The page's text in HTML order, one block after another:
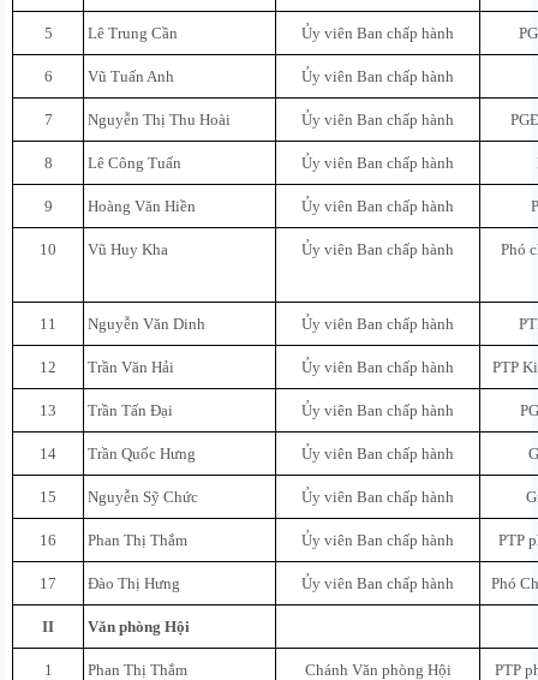
5 Lê Trung Cần Ủy viên Ban chấp hành
6 Vũ Tuấn Anh Ủy viên Ban chấp hành
7 Nguyễn Thị Thu Hoài Ủy viên Ban chấp hành
8 Lê Công Tuấn Ủy viên Ban chấp hành
9 Hoàng Văn Hiền Ủy viên Ban chấp hành
10 Vũ Huy Kha Ủy viên Ban chấp hành Phó
11 Nguyễn Văn Dinh Ủy viên Ban chấp hành
12 Trần Văn Hải Ủy viên Ban chấp hành PTP
13 Trần Tấn Đại Ủy viên Ban chấp hành
14 Trần Quốc Hưng Ủy viên Ban chấp hành
15 Nguyễn Sỹ Chức Ủy viên Ban chấp hành
16 Phan Thị Thắm Ủy viên Ban chấp hành PTP
17 Đào Thị Hưng Ủy viên Ban chấp hành Phó
II Văn phòng Hội
1 Phan Thị Thắm Chánh Văn phòng Hội PTP